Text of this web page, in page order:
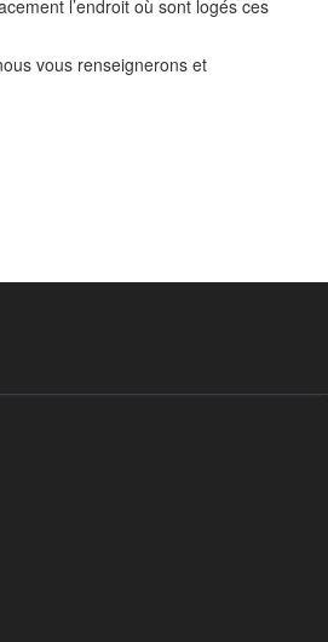
l’endroit où sont logés ces
vous renseignerons et